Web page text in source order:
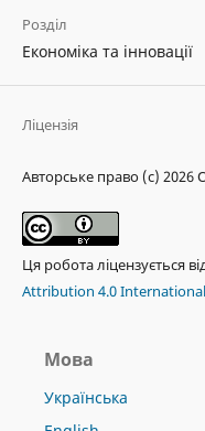
Розділ
Економіка та інновації
Ліцензія
Авторське право (c) 2026
Ця робота ліцензується
Attribution 4.0
Мова
Українська